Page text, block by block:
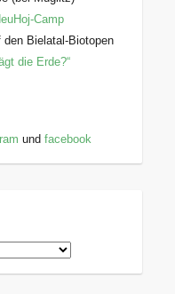
Camp
den Bielatal-Biotopen
die Erde?“
undfacebook